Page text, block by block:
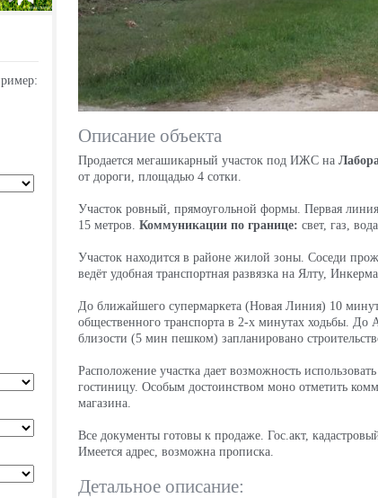
Описание объекта
Продается мегашикарный участок под ИЖС на
от дороги, площадью 4 сотки.
Участок ровный, прямоугольной формы. Первая
15 метров. Коммуникации по границе: свет, газ, вода.
Участок находится в районе жилой зоны. Соседи
ведёт удобная транспортная развязка на Ялту,
До ближайшего супермаркета (Новая Линия) 10
общественного транспорта в 2-х минутах ходьбы. До
близости (5 мин пешком) запланировано
Расположение участка дает возможность
гостиницу. Особым достоинством моно отметить
магазина.
Все документы готовы к продаже. Гос.акт,
Имеется адрес, возможна прописка.
Детальное описание: